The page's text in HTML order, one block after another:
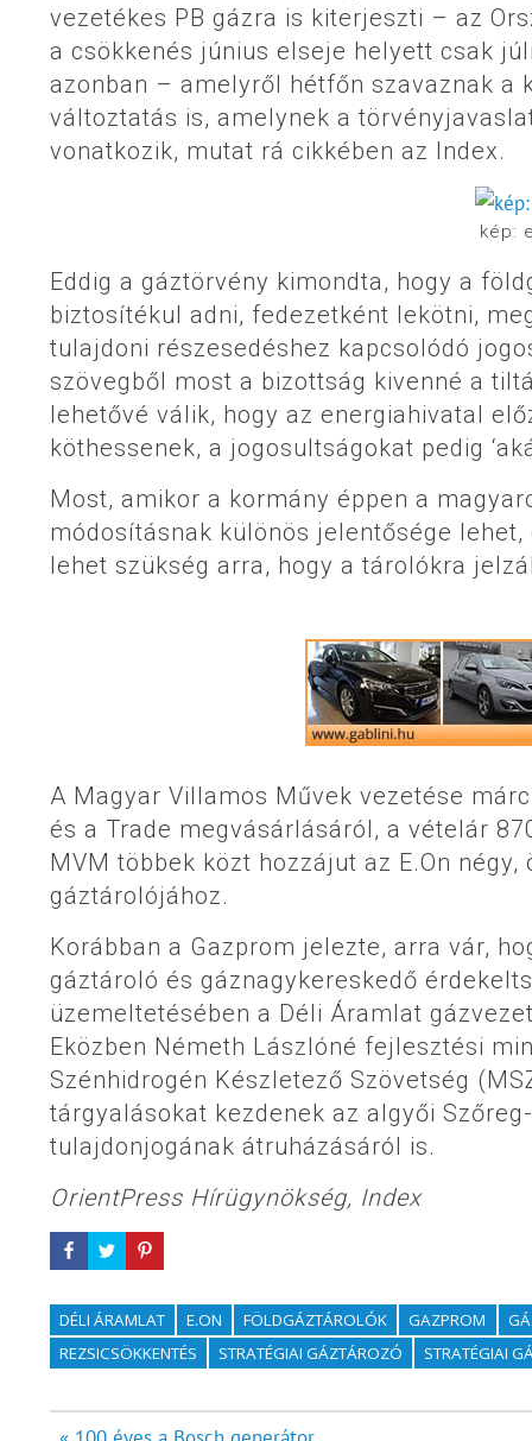
vezetékes PB gázra is kiterjeszti – az
a csökkenés június elseje helyett csak
azonban – amelyről hétfőn szavaznak a
változtatás is, amelynek a
vonatkozik, mutat rá cikkében az Index.
kép:
Eddig a gáztörvény kimondta, hogy a
biztosítékul adni, fedezetként lekötni,
tulajdoni részesedéshez kapcsolódó
szövegből most a bizottság kivenné a
lehetővé válik, hogy az energiahivatal
köthessenek, a jogosultságokat pedig
Most, amikor a kormány éppen a
módosításnak különös jelentősége
lehet szükség arra, hogy a tárolókra
A Magyar Villamos Művek vezetése
és a Trade megvásárlásáról, a vételár
MVM többek közt hozzájut az E.On
gáztárolójához.
Korábban a Gazprom jelezte, arra vár,
gáztároló és gáznagykereskedő
üzemeltetésében a Déli Áramlat
Eközben Németh Lászlóné fejlesztési
Szénhidrogén Készletező Szövetség
tárgyalásokat kezdenek az algyői
tulajdonjogának átruházásáról is.
OrientPress Hírügynökség, Index
DÉLI ÁRAMLAT E.ON FÖLDGÁZTÁROLÓK GAZPROM
REZSICSÖKKENTÉS
STRATÉGIAI GÁZTÁROZÓ STRATÉGIAI